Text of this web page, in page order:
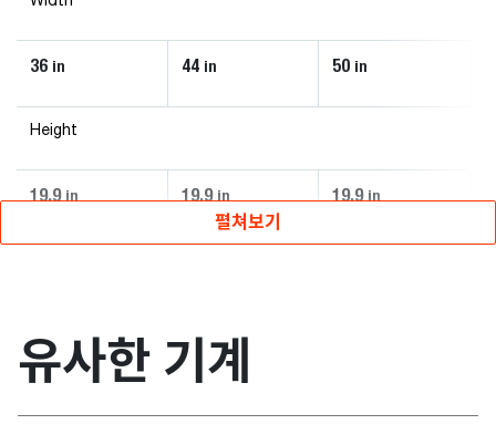
36 in 44 in 50 in
Height
19.9 in 19.9 in 19.9 in
펼쳐보기
유사한 기계